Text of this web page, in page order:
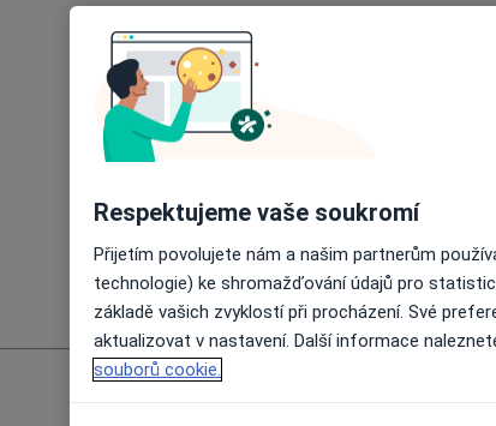
Respektujeme vaše soukromí
Přijetím povolujete nám a našim partnerům
technologie) ke shromažďování údajů pro
základě vašich zvyklostí při procházení. Své
aktualizovat v nastavení. Další informace
souborů cookie.